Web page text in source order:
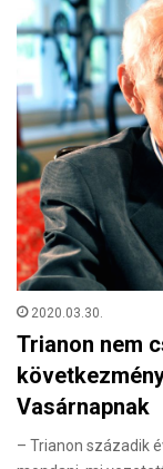
2020.03.30.
Trianon nem
Vasárnapnak
– Trianon századik